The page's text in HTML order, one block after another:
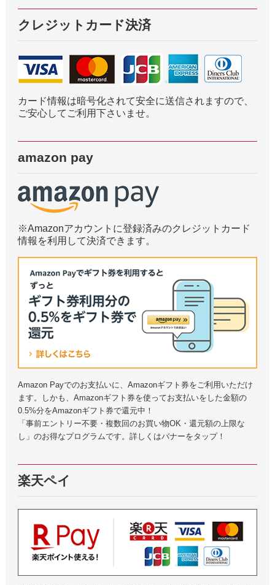
クレジットカード決済
カード情報は暗号化されて安全に送信されますので、
ご安心してご利用下さいませ。
amazon pay
※Amazonアカウントに登録済みのクレジットカード
情報を利用して決済できます。
Amazon Payでのお支払いに、Amazonギフト券をご利用いただけ
ます。しかも、Amazonギフト券を使ってお支払いをした金額の
0.5%分をAmazonギフト券で還元中！
「事前エントリー不要・複数回のお買い物OK・還元額の上限な
し」のお得なプログラムです。詳しくはバナーをタップ！
楽天ペイ